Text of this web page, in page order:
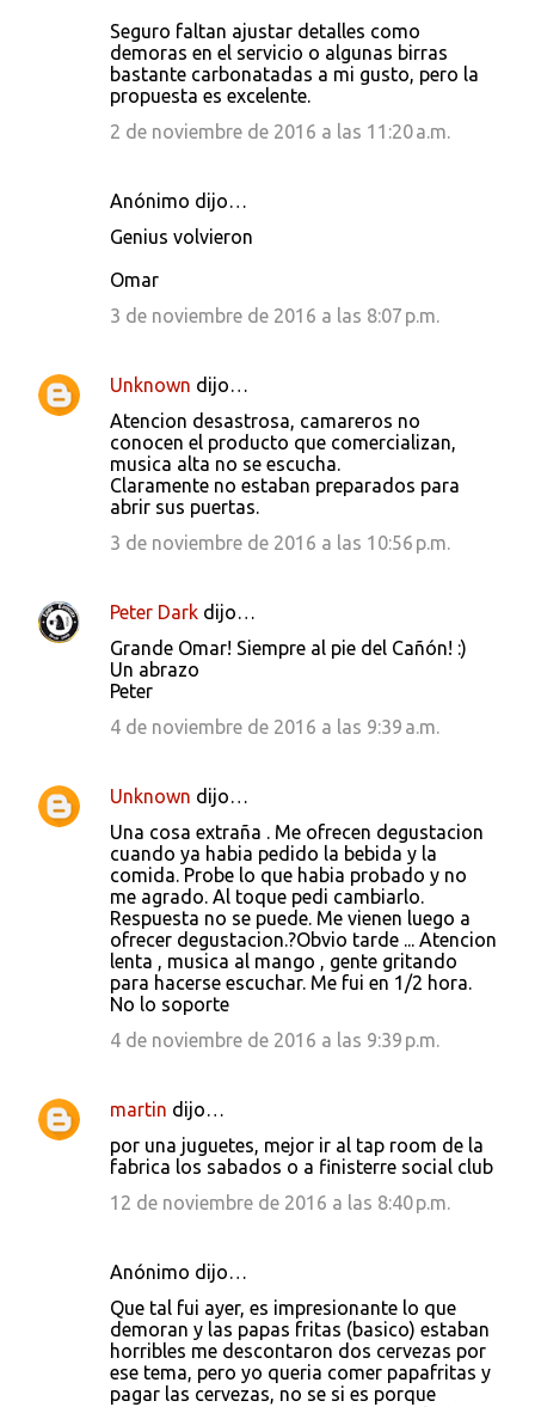
Seguro faltan ajustar detalles como
demoras en el servicio o algunas birras
bastante carbonatadas a mi gusto, pero la
propuesta es excelente.
2 de noviembre de 2016 a las 11:20 a.m.
Anónimo dijo…
Genius volvieron
Omar
3 de noviembre de 2016 a las 8:07 p.m.
Unknown dijo…
Atencion desastrosa, camareros no
conocen el producto que comercializan,
musica alta no se escucha.
Claramente no estaban preparados para
abrir sus puertas.
3 de noviembre de 2016 a las 10:56 p.m.
Peter Dark dijo…
Grande Omar! Siempre al pie del Cañón! :)
Un abrazo
Peter
4 de noviembre de 2016 a las 9:39 a.m.
Unknown dijo…
Una cosa extraña . Me ofrecen degustacion
cuando ya habia pedido la bebida y la
comida. Probe lo que habia probado y no
me agrado. Al toque pedi cambiarlo.
Respuesta no se puede. Me vienen luego a
ofrecer degustacion.?Obvio tarde ... Atencion
lenta , musica al mango , gente gritando
para hacerse escuchar. Me fui en 1/2 hora.
No lo soporte
4 de noviembre de 2016 a las 9:39 p.m.
martin dijo…
por una juguetes, mejor ir al tap room de la
fabrica los sabados o a finisterre social club
12 de noviembre de 2016 a las 8:40 p.m.
Anónimo dijo…
Que tal fui ayer, es impresionante lo que
demoran y las papas fritas (basico) estaban
horribles me descontaron dos cervezas por
ese tema, pero yo queria comer papafritas y
pagar las cervezas, no se si es porque